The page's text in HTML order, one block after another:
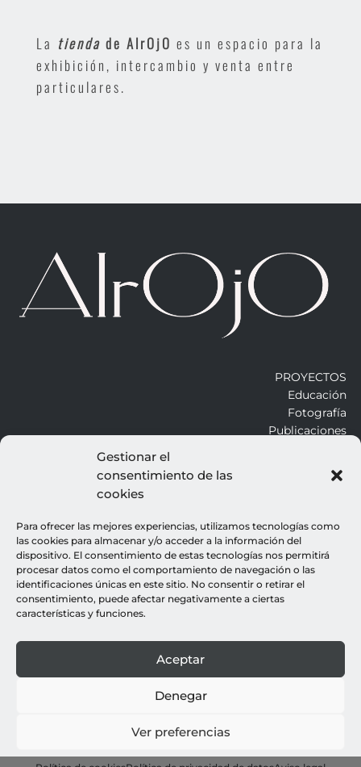
Gestionar el
consentimiento de las
cookies
Para ofrecer las mejores experiencias, utilizamos tecnologías como
las cookies para almacenar y/o acceder a la información del
dispositivo. El consentimiento de estas tecnologías nos permitirá
procesar datos como el comportamiento de navegación o las
identificaciones únicas en este sitio. No consentir o retirar el
consentimiento, puede afectar negativamente a ciertas
características y funciones.
Aceptar
Denegar
Ver preferencias
La tienda de AlrOjO es un espacio para la
exhibición, intercambio y venta entre
particulares.
PROYECTOS
Educación
Fotografía
Publicaciones
ALROJO
Contacto
LEGALES
© all rights reserved : rocio gutierrez
webdesign : espacio azul